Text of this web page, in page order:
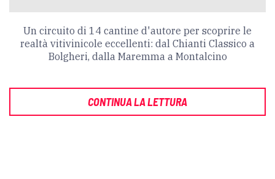
Un circuito di 14 cantine d'autore per scoprire le
realtà vitivinicole eccellenti: dal Chianti Classico a
Bolgheri, dalla Maremma a Montalcino
CONTINUA LA LETTURA